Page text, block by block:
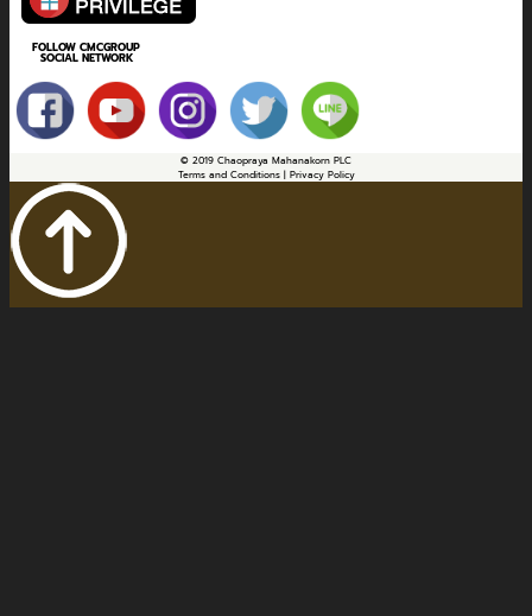
FOLLOW CMCGROUP
SOCIAL NETWORK
© 2019 Chaopraya Mahanakorn PLC
Terms and Conditions | Privacy Policy